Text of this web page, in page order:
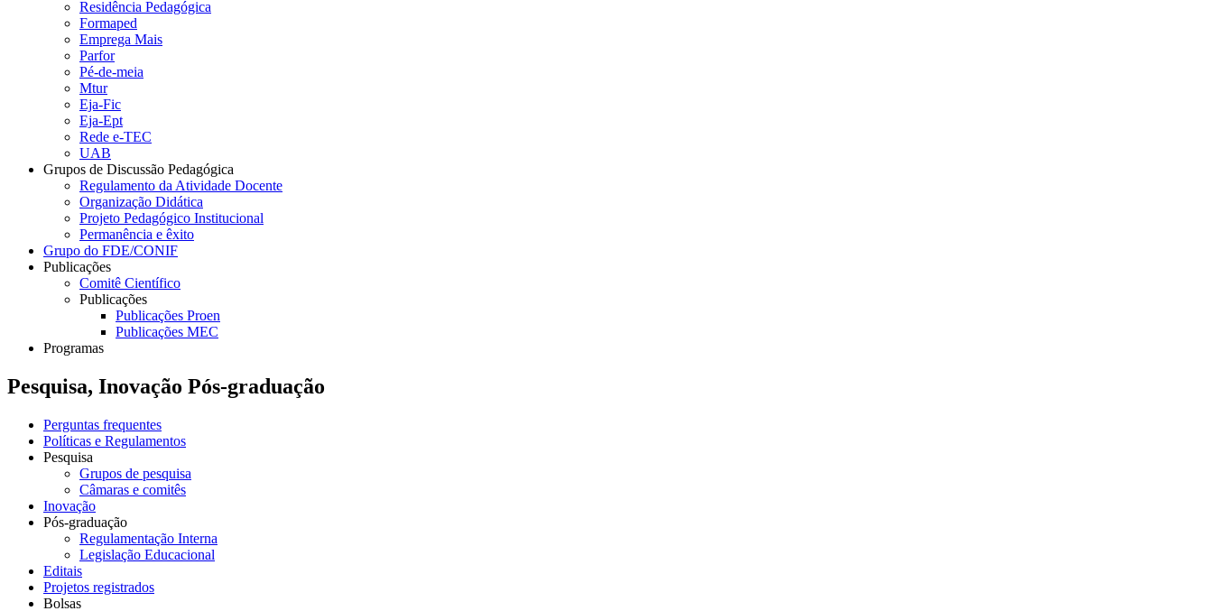
Residência Pedagógica
Formaped
Emprega Mais
Parfor
Pé-de-meia
Mtur
Eja-Fic
Eja-Ept
Rede e-TEC
UAB
Grupos de Discussão Pedagógica
Regulamento da Atividade Docente
Organização Didática
Projeto Pedagógico Institucional
Permanência e êxito
Grupo do FDE/CONIF
Publicações
Comitê Científico
Publicações
Publicações Proen
Publicações MEC
Programas
Pesquisa, Inovação Pós-graduação
Perguntas frequentes
Políticas e Regulamentos
Pesquisa
Grupos de pesquisa
Câmaras e comitês
Inovação
Pós-graduação
Regulamentação Interna
Legislação Educacional
Editais
Projetos registrados
Bolsas